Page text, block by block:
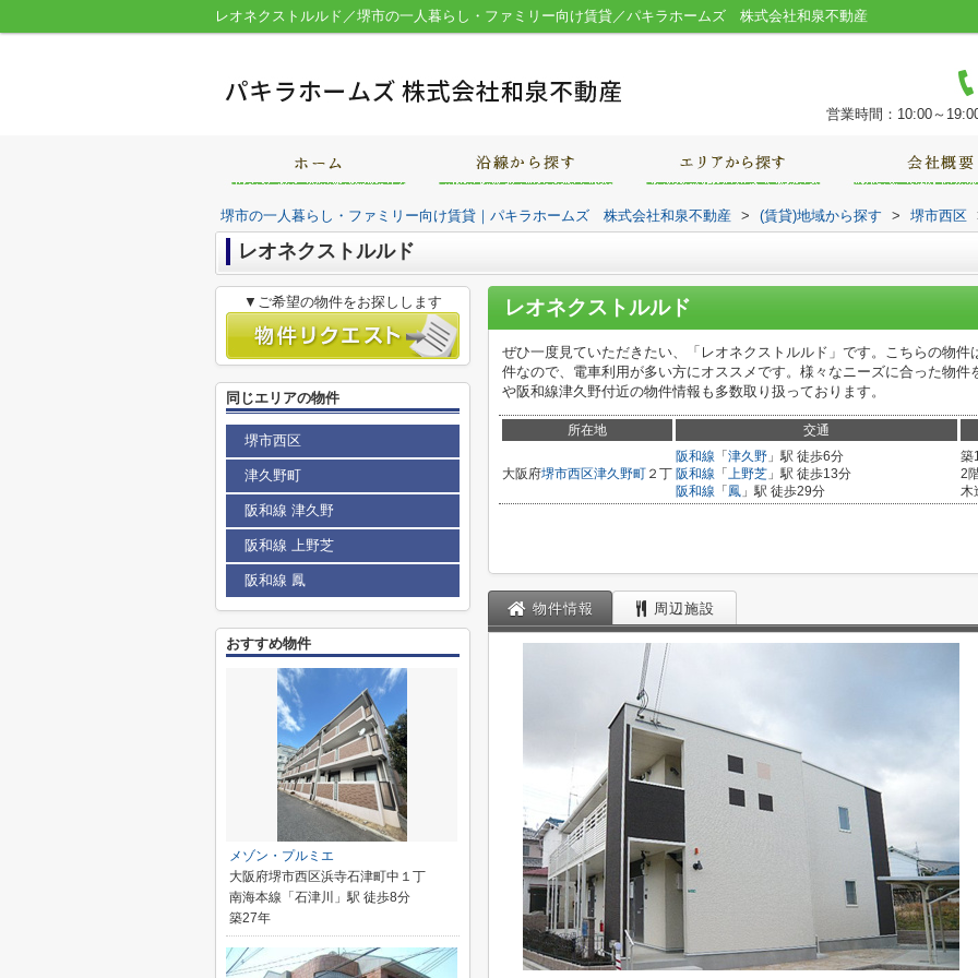
レオネクストルルド／堺市の一人暮らし・ファミリー向け賃貸／パキラホームズ 株式会社和泉不動産
営業時間：10:00～
堺市の一人暮らし・ファミリー向け賃貸｜パキラホームズ 株式会社和泉不動産 > (賃貸)地域から探す > 堺市西区
レオネクストルルド
レオネクストルルド
ぜひ一度見ていただきたい、「レオネクストルルド」です。こちらの物
件なので、電車利用が多い方にオススメです。様々なニーズに合った物
や阪和線津久野付近の物件情報も多数取り扱っております。
所在地 交通
大阪府堺市西区津久野町 ２丁
阪和線 「 津久野 」駅 徒歩6分
阪和線 「 上野芝 」駅 徒歩13分
阪和線 「 鳳 」駅 徒歩29分
築
2
木
物件情報 周辺施設
▼ご希望の物件をお探しします
同じエリアの物件
堺市西区
津久野町
阪和線 津久野
阪和線 上野芝
阪和線 鳳
おすすめ物件
メゾン・プルミエ
大阪府堺市西区浜寺石津町中１丁
南海本線「石津川」駅 徒歩8分
築27年